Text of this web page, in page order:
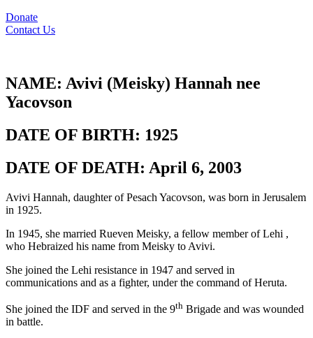
Donate
Contact Us
NAME: Avivi (Meisky) Hannah nee
Yacovson
DATE OF BIRTH: 1925
DATE OF DEATH: April 6, 2003
Avivi Hannah, daughter of Pesach Yacovson, was born in Jerusalem
in 1925.
In 1945, she married Rueven Meisky, a fellow member of Lehi ,
who Hebraized his name from Meisky to Avivi.
She joined the Lehi resistance in 1947 and served in
communications and as a fighter, under the command of Heruta.
She joined the IDF and served in the 9th Brigade and was wounded
in battle.